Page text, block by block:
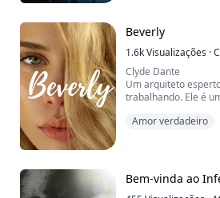
Liguei para o meu
risadinha de
usar esse golpe
Beverly
1.6kVisualizações ·
Clyde Dante
Um arquiteto
trabalhando. Ele é
melhor amigo e
Beverly Carington
Amor verdadeiro
Bem-vinda ao